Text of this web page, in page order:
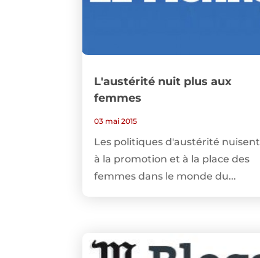
L'austérité nuit plus aux
femmes
03 mai 2015
Les politiques d'austérité nuisent
à la promotion et à la place des
femmes dans le monde du...